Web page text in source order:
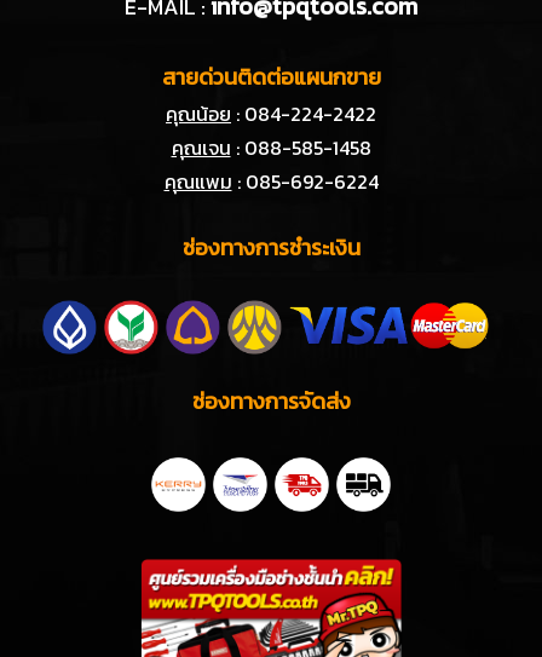
สายด่วนติดต่อแผนกขาย
คุณน้อย : 084-224-2422
คุณเจน : 088-585-1458
คุณแพม : 085-692-6224
ช่องทางการชำระเงิน
ช่องทางการจัดส่ง